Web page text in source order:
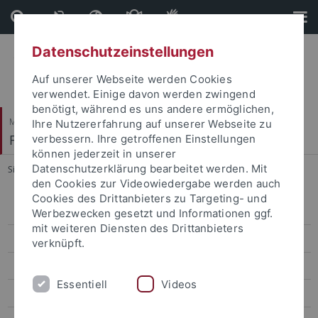
Direkt
zum
Inhalt
Direkt
zur
Fußleiste
Mathematisch-Naturwissenschaftliche Fakultät
Fachbereich Informatik
Sie sind hier: Startseite ... Home
Home
Team
Lehre
Datenschutzeinstellungen
Auf unserer Webseite werden Cookies
verwendet. Einige davon werden zwingend
benötigt, während es uns andere ermöglichen,
Ihre Nutzererfahrung auf unserer Webseite zu
verbessern. Ihre getroffenen Einstellungen
können jederzeit in unserer
Datenschutzerklärung bearbeitet werden. Mit
den Cookies zur Videowiedergabe werden auch
Cookies des Drittanbieters zu Targeting- und
Werbezwecken gesetzt und Informationen ggf.
mit weiteren Diensten des Drittanbieters
verknüpft.
Essentiell Videos